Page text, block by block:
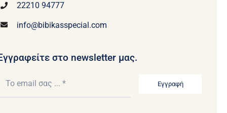
22210 94777
info@bibikasspecial.com
στο newsletter μας.
Εγγραφή